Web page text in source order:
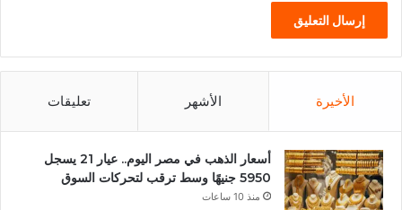
الأخيرة الأشهر تعليقات
أسعار الذهب في مصر اليوم.. عيار 21 يسجل
5950 جنيهًا وسط ترقب لتحركات السوق
منذ 10 ساعات